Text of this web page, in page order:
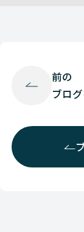
前の
ブロ